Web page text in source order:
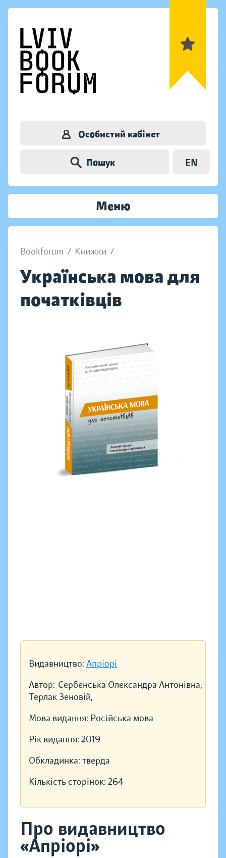
Особистий кабінет
Пошук EN
Меню
Bookforum / Книжки /
Українська мова для
початківців
Видавництво: Апріорі
Автор: Сербенська Олександра Антонівна,
Терлак Зеновій,
Мова видання: Російська мова
Рік видання: 2019
Обкладинка: тверда
Кількість сторінок: 264
Про видавництво
«Апріорі»